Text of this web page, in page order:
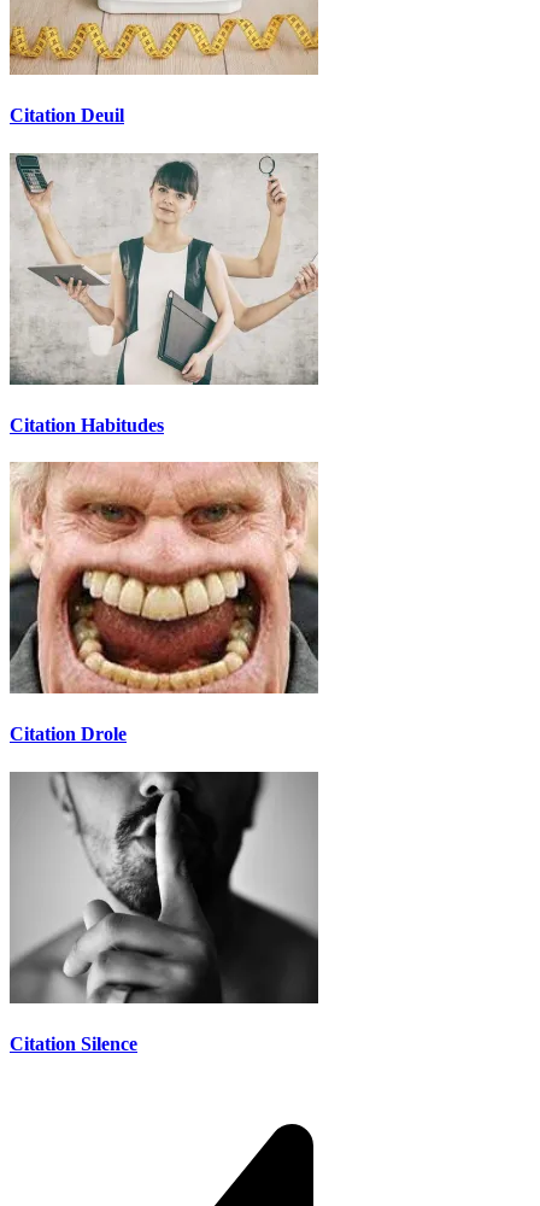
Citation Deuil
Citation Habitudes
Citation Drole
Citation Silence